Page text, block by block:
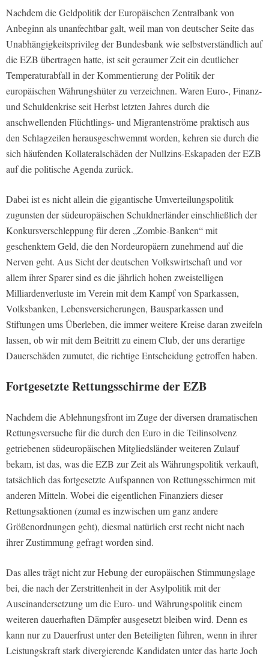
Nachdem die Geldpolitik der Europäischen Zentralbank von
Anbeginn als unanfechtbar galt, weil man von deutscher Seite das
Unabhängigkeitsprivileg der Bundesbank wie selbstverständlich auf
die EZB übertragen hatte, ist seit geraumer Zeit ein deutlicher
Temperaturabfall in der Kommentierung der Politik der
europäischen Währungshüter zu verzeichnen. Waren Euro-, Finanz-
und Schuldenkrise seit Herbst letzten Jahres durch die
anschwellenden Flüchtlings- und Migrantenströme praktisch aus
den Schlagzeilen herausgeschwemmt worden, kehren sie durch die
sich häufenden Kollateralschäden der Nullzins-Eskapaden der EZB
auf die politische Agenda zurück.
Dabei ist es nicht allein die gigantische Umverteilungspolitik
zugunsten der südeuropäischen Schuldnerländer einschließlich der
Konkursverschleppung für deren „Zombie-Banken“ mit
geschenktem Geld, die den Nordeuropäern zunehmend auf die
Nerven geht. Aus Sicht der deutschen Volkswirtschaft und vor
allem ihrer Sparer sind es die jährlich hohen zweistelligen
Milliardenverluste im Verein mit dem Kampf von Sparkassen,
Volksbanken, Lebensversicherungen, Bausparkassen und
Stiftungen ums Überleben, die immer weitere Kreise daran zweifeln
lassen, ob wir mit dem Beitritt zu einem Club, der uns derartige
Dauerschäden zumutet, die richtige Entscheidung getroffen haben.
Fortgesetzte Rettungsschirme der EZB
Nachdem die Ablehnungsfront im Zuge der diversen dramatischen
Rettungsversuche für die durch den Euro in die Teilinsolvenz
getriebenen südeuropäischen Mitgliedsländer weiteren Zulauf
bekam, ist das, was die EZB zur Zeit als Währungspolitik verkauft,
tatsächlich das fortgesetzte Aufspannen von Rettungsschirmen mit
anderen Mitteln. Wobei die eigentlichen Finanziers dieser
Rettungsaktionen (zumal es inzwischen um ganz andere
Größenordnungen geht), diesmal natürlich erst recht nicht nach
ihrer Zustimmung gefragt worden sind.
Das alles trägt nicht zur Hebung der europäischen Stimmungslage
bei, die nach der Zerstrittenheit in der Asylpolitik mit der
Auseinandersetzung um die Euro- und Währungspolitik einem
weiteren dauerhaften Dämpfer ausgesetzt bleiben wird. Denn es
kann nur zu Dauerfrust unter den Beteiligten führen, wenn in ihrer
Leistungskraft stark divergierende Kandidaten unter das harte Joch